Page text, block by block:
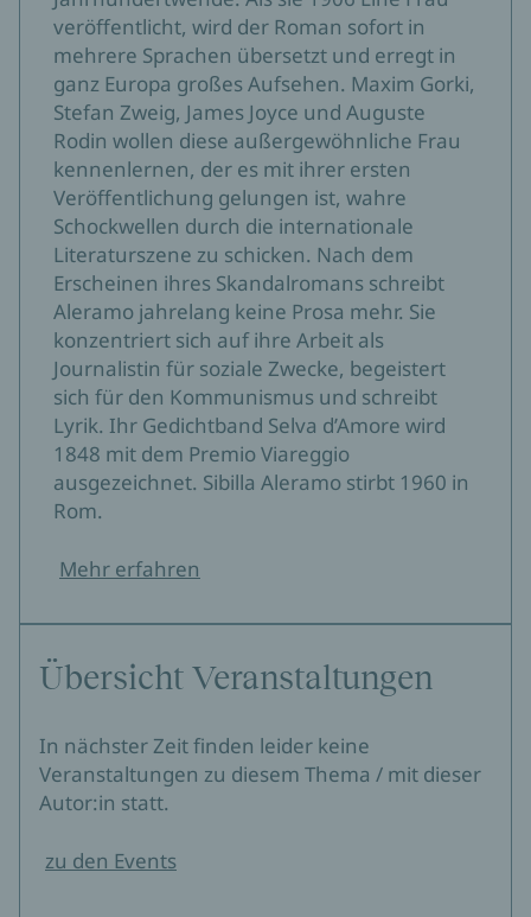
Die Presse
Almuth Spiegler, 15.05.2024
Mutig und modern, kraftvoll und konsequent. Der
Roman einer Befreiung.
blauschwarzberlin – Der Literaturpodcast
Maria-Christina Piwowarski, 07.05.2024
Dramatisch schildert die Autorin, wie sie innerlich mit
sich kämpft, weil sie ihren Sohn zurücklassen muss, als
sie ihren Mann verlässt. Dann wieder ist das Buch ganz
Roman mit Dialogpassagen. Durch diese Mischform
erhält der erzählerische Raum eine atemlose
Dringlichkeit.
SR2 Kulturradio
Eva Hassel von Pock, 29.04.2024
darüber, was es bedeutet, eine Frau zu sein.
Carla Casu, 13.02.2022
Aleramo war ihrer Zeit voraus.
Eine Frau ist eine bahnbrechende, erschütternde Vision,
eine Geschichte und ein Manifest. Ein Stück
vorlesen muss.
veröffentlicht, wird der Roman sofort in
mehrere Sprachen übersetzt und erregt in
ganz Europa großes Aufsehen. Maxim Gorki,
Stefan Zweig, James Joyce und Auguste
Rodin wollen diese außergewöhnliche Frau
kennenlernen, der es mit ihrer ersten
Veröffentlichung gelungen ist, wahre
Schockwellen durch die internationale
Literaturszene zu schicken. Nach dem
Erscheinen ihres Skandalromans schreibt
Aleramo jahrelang keine Prosa mehr. Sie
konzentriert sich auf ihre Arbeit als
Journalistin für soziale Zwecke, begeistert
sich für den Kommunismus und schreibt
Lyrik. Ihr Gedichtband Selva d’Amore wird
1848 mit dem Premio Viareggio
ausgezeichnet. Sibilla Aleramo stirbt 1960 in
Rom.
Mehr erfahren
Übersicht Veranstaltungen
In nächster Zeit finden leider keine
Veranstaltungen zu diesem Thema / mit dieser
Autor:in statt.
zu den Events